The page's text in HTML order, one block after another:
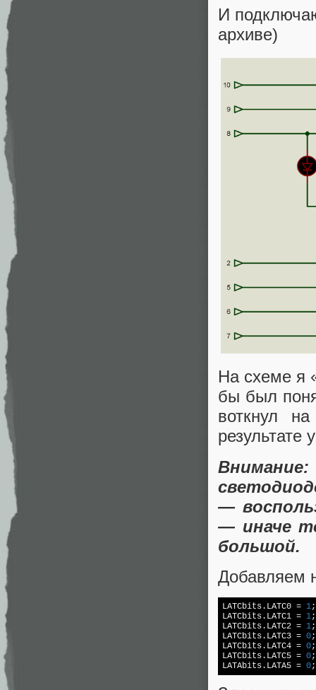
И
архиве)
На схеме я
бы был
воткнул
результате
—
— иначе
большой.
Добавляем
LATCbits.LATC0 = 1
LATCbits.LATC1 = 1
LATCbits.LATC2 = 1
LATCbits.LATC3 = 0;
LATCbits.LATC4 = 0;
LATCbits.LATC5 = 0;
LATAbits.LATA5 = 0